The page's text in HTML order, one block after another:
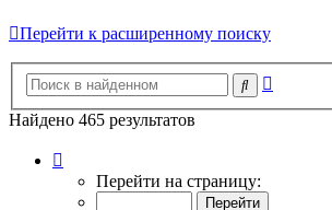
Перейти к расширенному поиску
Поиск
Найдено 465 результатов
Перейти на страницу: